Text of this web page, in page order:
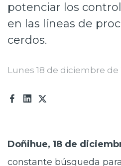
Acceso trabajadores/as
potenciar los
en las líneas de
cerdos.
Lunes 18 de diciembre de
Doñihue, 18 de
constante búsqueda